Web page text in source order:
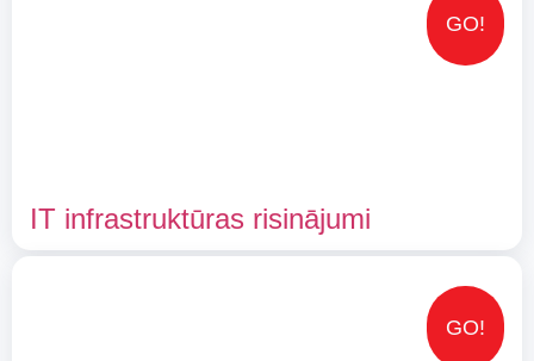
IT infrastruktūras risinājumi
GO!
GO!